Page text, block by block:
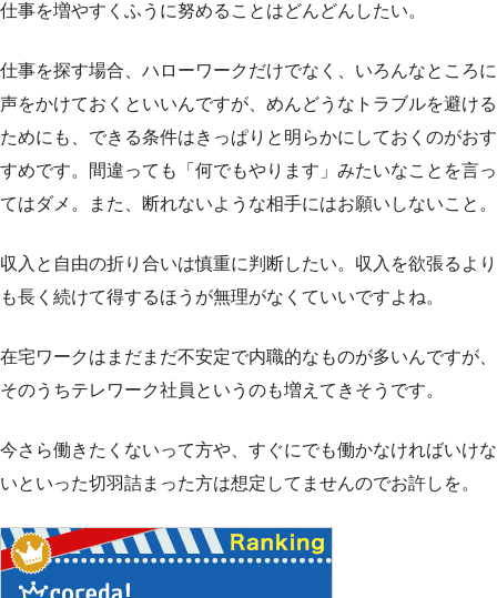
仕事を増やすくふうに努めることはどんどんしたい。
仕事を探す場合、ハローワークだけでなく、いろんなところに
声をかけておくといいんですが、めんどうなトラブルを避ける
ためにも、できる条件はきっぱりと明らかにしておくのがおす
すめです。間違っても「何でもやります」みたいなことを言っ
てはダメ。また、断れないような相手にはお願いしないこと。
収入と自由の折り合いは慎重に判断したい。収入を欲張るより
も長く続けて得するほうが無理がなくていいですよね。
在宅ワークはまだまだ不安定で内職的なものが多いんですが、
そのうちテレワーク社員というのも増えてきそうです。
今さら働きたくないって方や、すぐにでも働かなければいけな
いといった切羽詰まった方は想定してませんのでお許しを。